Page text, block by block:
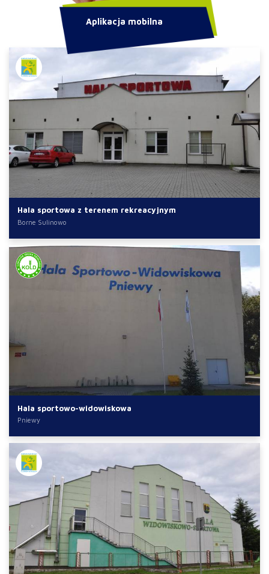
Hala sportowa z terenem rekreacyjnym
Borne Sulinowo
Hala sportowo-widowiskowa
Pniewy
Aplikacja mobilna